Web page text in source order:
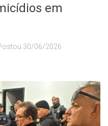
em
30/06/2026